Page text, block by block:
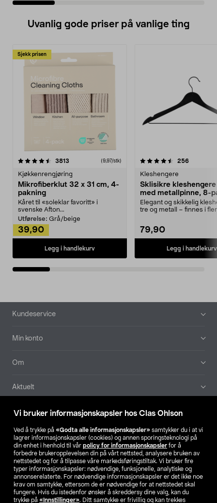
Vi bruker informasjonskapsler hos Clas Ohlson
Ved å trykke på «Godta alle informasjonskapsler» samtykker du i at vi
lagrer informasjonskapsler (cookies) og annen sporingsteknologi på
din enhet i henhold til vår policy for informasjonskapsler for å
forbedre brukeropplevelsen din på vårt nettsted, analysere bruken av
nettstedet og for å tilpasse våre markedsføringstiltak. Vi bruker fire
typer informasjonskapsler: nødvendige, funksjonelle, analytiske og
annonserelaterte. For nødvendige informasjonskapsler er det ikke noe
krav om samtykke, ettersom de er nødvendige for at nettstedet skal
fungere. Hvis du istedenfor ønsker å skreddersy dine valg, kan du
trykke på «Innstillinger». Ditt samtykke er frivillig og kan trekkes
Uvanlig gode priser på vanlige ting
Sjekk prisen
3813 anmeldelser(9,97/stk)
Kjøkkenrengjøring
Mikrofiberklut 32 x 31 cm, 4-
pakning
Kåret til «soleklar favoritt» i
svenske Afton...
Utførelse: Grå/beige
39,90
Legg i handlekurv
4.5av 5 stjerner 256
Kleshengere
Sklisikre
med metallpinne, 8-
Elegant og skikkelig
tre og metall – finnes i
79,90
Legg i handlekurv
4.5av 5 stjerner
Bunntekst
Kundeservice
Min konto
Om
Aktuelt
Våre selskaper
Finn din butikk
SE NO FI